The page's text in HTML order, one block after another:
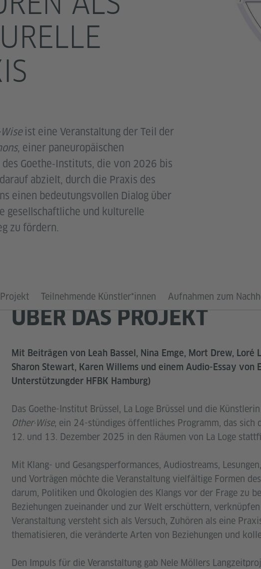
ist eine Veranstaltung der Teil der
, einer paneuropäischen
Goethe‑Instituts, die von 2026 bis
abzielt, durch die Praxis des
einen bedeutungsvollen Dialog über
gesellschaftliche und kulturelle
zu fördern.
Teilnehmende Künstler*innen Aufnahmen zum
ÜBER DAS PROJEKT
Mit Beiträgen von Leah Bassel, Nina Emge, Mort Drew, Loré
Sharon Stewart, Karen Willems und einem Audio-Essay von
Unterstützungder HFBK Hamburg)
Das Goethe-Institut Brüssel, La Loge Brüssel und die
Other·Wise, ein 24-stündiges öffentliches Programm, das sich
12. und 13. Dezember 2025 in den Räumen von La Loge
Mit Klang- und Gesangsperformances, Audiostreams,
und Vorträgen möchte die Veranstaltung vielfältige Formen
darum, Politiken und Ökologien des Klangs vor der Frage zu
Beziehungen zueinander und zur Welt erschüttern,
Veranstaltung versteht sich als Versuch, Zuhören als eine
thematisieren, die veränderte Arten von Beziehungen und
Den Impuls für die Veranstaltung gab Nele Möllers